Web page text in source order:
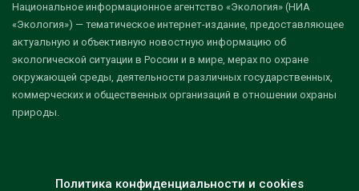
Национальное информационное агентство «Экология» (НИА
«Экология») — тематическое интернет-издание, предоставляющее
актуальную и объективную новостную информацию об
экологической ситуации в России и в мире, мерах по охране
окружающей среды, деятельности различных государственных,
коммерческих и общественных организаций в отношении охраны
природы.
Политика конфиденциальности и cookies